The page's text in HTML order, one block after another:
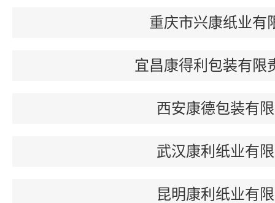
重庆市兴康纸业有
宜昌康得利包装有限
西安康德包装有
武汉康利纸业有
昆明康利纸业有